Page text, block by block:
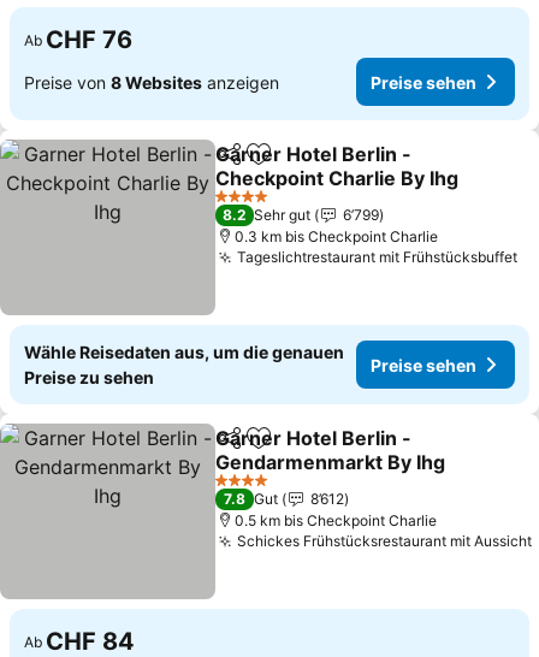
Ab CHF 76
Preise von 8 Websites anzeigen Preise sehen
TeilenZu Favoriten hinzufügen
Garner Hotel Berlin -
Checkpoint Charlie By Ihg
Preise sehen
4 Sterne
8.2 Sehr gut
6’799
0.3 km bis Checkpoint Charlie
Tageslichtrestaurant mit Frühstücksbuffet
Wähle Reisedaten aus, um die genauen
Preise zu sehen
Preise sehen
TeilenZu Favoriten hinzufügen
Garner Hotel Berlin -
Gendarmenmarkt By Ihg
Preise sehen
4 Sterne
7.8 Gut
8’612
0.5 km bis Checkpoint Charlie
Schickes Frühstücksrestaurant mit Aussicht
Ab CHF 84